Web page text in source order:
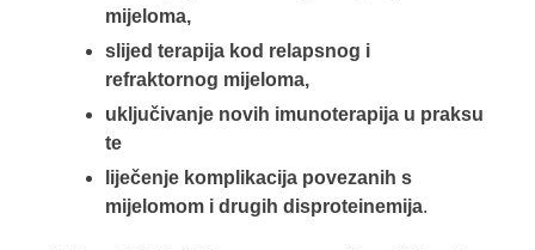
mijeloma,
slijed terapija kod relapsnog i
refraktornog mijeloma,
uključivanje novih imunoterapija u praksu
te
liječenje komplikacija povezanih s
mijelomom i drugih disproteinemija.